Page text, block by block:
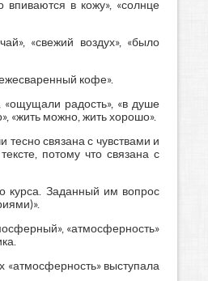
впиваются в кожу», «солнце
«свежий воздух», «было
кофе».
«ощущали радость», «в душе
«жить можно, жить хорошо».
связана с чувствами и
потому что связана с
курса. Заданный им вопрос
«атмосферность»
«атмосферность» выступала